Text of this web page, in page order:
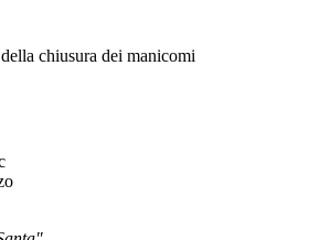
chiusura dei manicomi